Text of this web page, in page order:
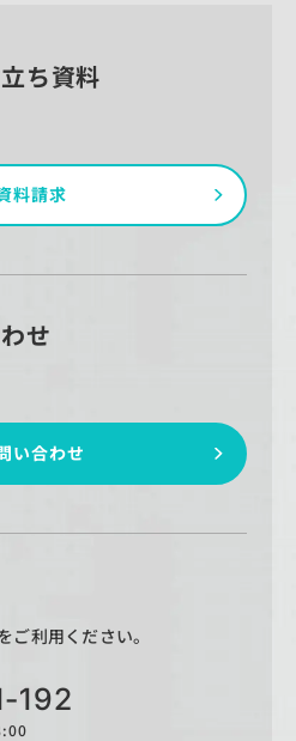
ち資料
料請求
せ
い合わせ
ご利用ください。
192